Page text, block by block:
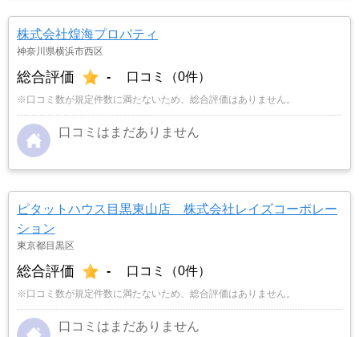
株式会社煌海プロパティ
神奈川県横浜市西区
総合評価 - 口コミ（0件）
※口コミ数が規定件数に満たないため、総合評価はありません。
口コミはまだありません
ピタットハウス目黒東山店 株式会社レイズコーポレー
ション
東京都目黒区
総合評価 - 口コミ（0件）
※口コミ数が規定件数に満たないため、総合評価はありません。
口コミはまだありません